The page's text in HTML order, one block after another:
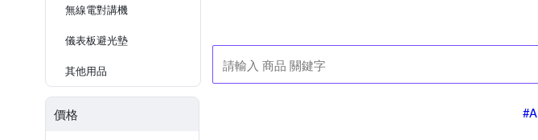
無線電對講機
儀表板避光墊
其他用品
價格